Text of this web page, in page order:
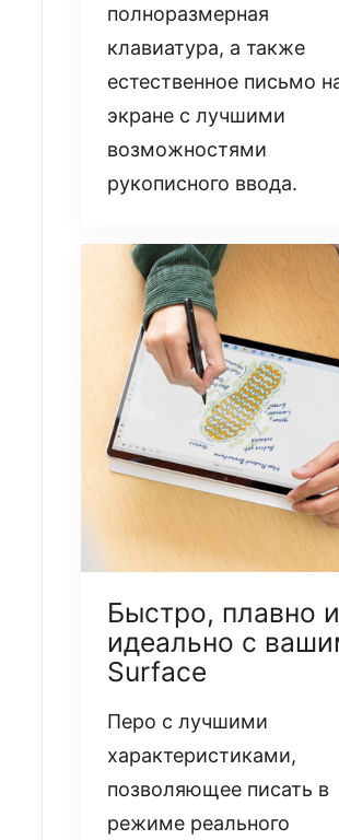
полноразмерная
клавиатура, а также
естественное письмо
экране с лучшими
возможностями
рукописного ввода.
Быстро, плавно и
идеально с
Surface
Перо с лучшими
характеристиками,
позволяющее писать в
режиме реального